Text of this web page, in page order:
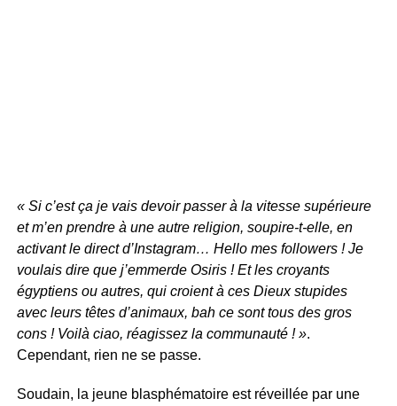
« Si c’est ça je vais devoir passer à la vitesse supérieure
et m’en prendre à une autre religion, soupire-t-elle, en
activant le direct d’Instagram… Hello mes followers ! Je
voulais dire que j’emmerde Osiris ! Et les croyants
égyptiens ou autres, qui croient à ces Dieux stupides
avec leurs têtes d’animaux, bah ce sont tous des gros
cons ! Voilà ciao, réagissez la communauté ! ».
Cependant, rien ne se passe.
Soudain, la jeune blasphématoire est réveillée par une